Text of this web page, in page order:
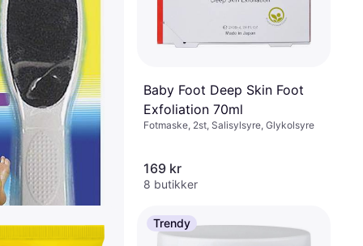
Baby Foot Deep Skin Foot
Exfoliation 70ml
Fotmaske, 2st, Salisylsyre, Glykolsyre
169 kr
8 butikker
Trendy